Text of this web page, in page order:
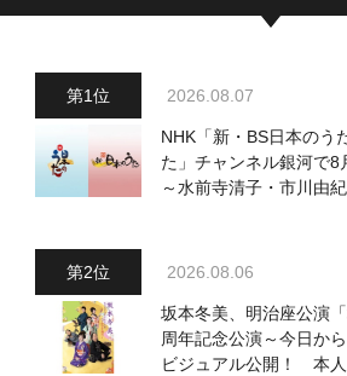
2026.08.07
NHK「新・BS日本のう
た」チャンネル銀河で
～水前寺清子・市川由
2026.08.06
坂本冬美、明治座公演
周年記念公演～今日か
ビジュアル公開！ 本